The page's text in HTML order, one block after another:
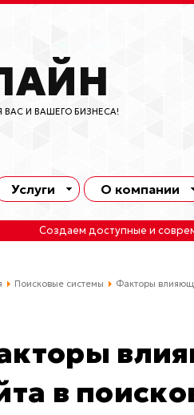
И ВАШЕГО БИЗНЕСА!
Услуги О компании
Создаем доступные и
Поисковые системы Факторы
в